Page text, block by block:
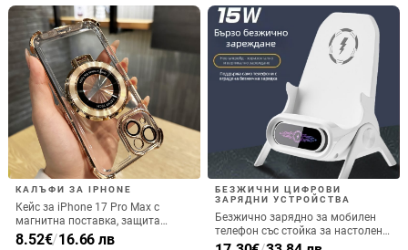
КАЛЪФИ ЗА IPHONE
Кейс за iPhone 17 Pro Max с
магнитна поставка, защита
срещу изпускане на четирите
8.52€/16.66 лв
БЕЗЖИЧНИ ЦИФРОВИ
ЗАРЯДНИ УСТРОЙСТВА
Безжично зарядно за мобилен
телефон със стойка за настолен
монтаж за хоризонтално или